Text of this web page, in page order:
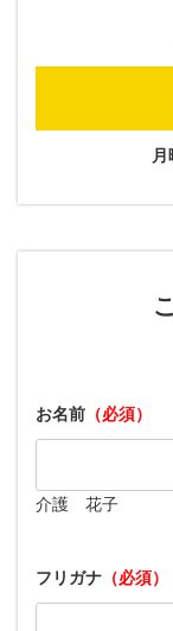
お名前 （必須）
介護 花子
フリガナ （必須）